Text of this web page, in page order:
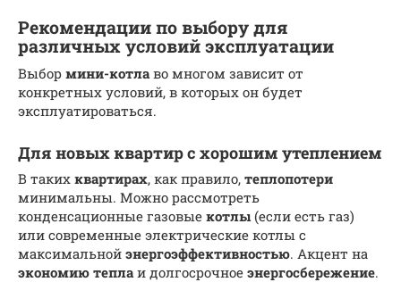
Рекомендации по выбору для
различных условий эксплуатации
Выбор мини-котла во многом зависит от
конкретных условий, в которых он будет
эксплуатироваться.
Для новых квартир с хорошим утеплением
В таких квартирах, как правило, теплопотери
минимальны. Можно рассмотреть
конденсационные газовые котлы (если есть газ)
или современные электрические котлы с
максимальной энергоэффективностью. Акцент на
экономию тепла и долгосрочное энергосбережение.